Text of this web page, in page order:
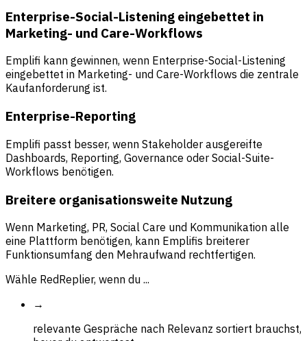
Enterprise-Social-Listening eingebettet in
Marketing- und Care-Workflows
Emplifi kann gewinnen, wenn Enterprise-Social-Listening
eingebettet in Marketing- und Care-Workflows die zentrale
Kaufanforderung ist.
Enterprise-Reporting
Emplifi passt besser, wenn Stakeholder ausgereifte
Dashboards, Reporting, Governance oder Social-Suite-
Workflows benötigen.
Breitere organisationsweite Nutzung
Wenn Marketing, PR, Social Care und Kommunikation alle
eine Plattform benötigen, kann Emplifis breiterer
Funktionsumfang den Mehraufwand rechtfertigen.
Wähle RedReplier, wenn du ...
→
relevante Gespräche nach Relevanz sortiert brauchst,